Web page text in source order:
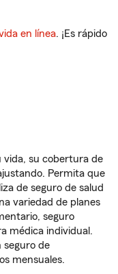
en línea. ¡Es rápido
vida, su cobertura de
Permita que
de seguro de salud
variedad de planes
seguro
médica individual.
seguro de
mensuales.